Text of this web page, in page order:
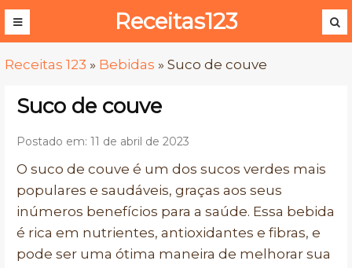
Receitas123
Receitas 123 » Bebidas » Suco de couve
Suco de couve
Postado em: 11 de abril de 2023
O suco de couve é um dos sucos verdes mais
populares e saudáveis, graças aos seus
inúmeros benefícios para a saúde. Essa bebida
é rica em nutrientes, antioxidantes e fibras, e
pode ser uma ótima maneira de melhorar sua